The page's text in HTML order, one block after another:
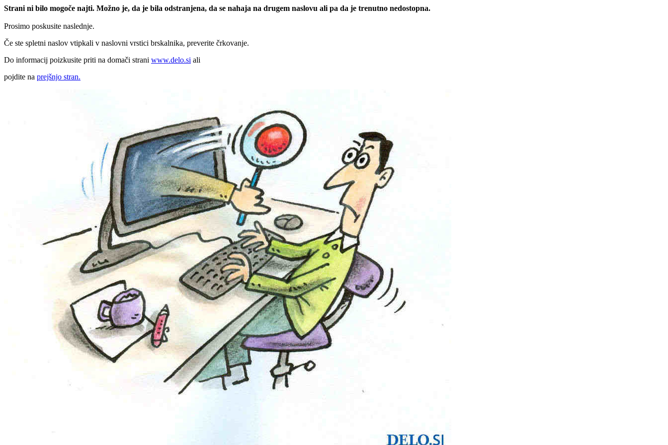
Strani ni bilo mogoče najti. Možno je, da je bila odstranjena, da se nahaja na drugem naslovu ali pa da je trenutno nedostopna.
Prosimo poskusite naslednje.
Če ste spletni naslov vtipkali v naslovni vrstici brskalnika, preverite črkovanje.
Do informacij poizkusite priti na domači strani www.delo.si ali
pojdite na prejšnjo stran.